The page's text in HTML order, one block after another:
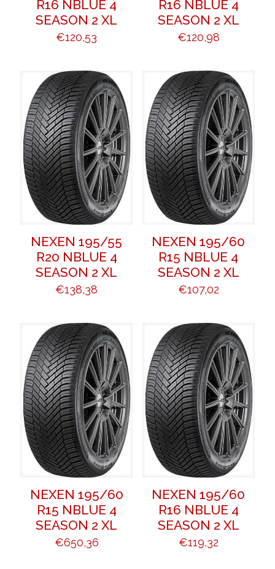
R16 NBLUE 4
SEASON 2 XL
€120,53
R16 NBLUE 4
SEASON 2 XL
€120,98
NEXEN 195/55
R20 NBLUE 4
SEASON 2 XL
€138,38
NEXEN 195/60
R15 NBLUE 4
SEASON 2 XL
€107,02
NEXEN 195/60
R15 NBLUE 4
SEASON 2 XL
€650,36
NEXEN 195/60
R16 NBLUE 4
SEASON 2 XL
€119,32